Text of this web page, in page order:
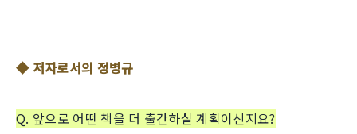
◆ 저자로서의 정병규
Q. 앞으로 어떤 책을 더 출간하실 계획이신지요?